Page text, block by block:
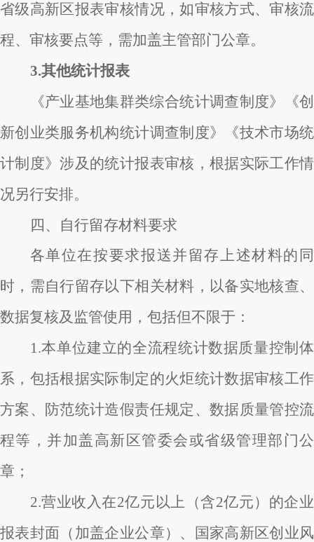
省级高新区报表审核情况，如审核方式、审核流
程、审核要点等，需加盖主管部门公章。
3.其他统计报表
《产业基地集群类综合统计调查制度》《创
新创业类服务机构统计调查制度》《技术市场统
计制度》涉及的统计报表审核，根据实际工作情
况另行安排。
四、
自行留存材料要求
各单位在按要求报送并留存上述材料的同
时，需自行留存以下相关材料，以备实地核查、
数据复核及监管使用，包括但不限于：
1.本单位建立的全流程统计数据质量控制体
系，包括根据实际制定的火炬统计数据审核工作
方案、防范统计造假责任规定、数据质量管控流
程等，并加盖高新区管委会或省级管理部门公
章；
2.营业收入在2亿元以上（含2亿元）的企业
报表封面（加盖企业公章）、国家高新区创业风